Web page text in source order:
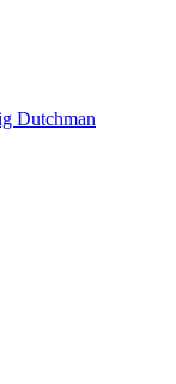
Dutchman